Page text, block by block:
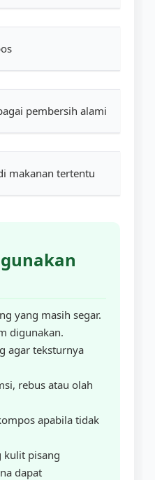
pembersih alami
makanan tertentu
yang masih segar.
digunakan.
agar teksturnya
rebus atau olah
apabila tidak
kulit pisang
dapat